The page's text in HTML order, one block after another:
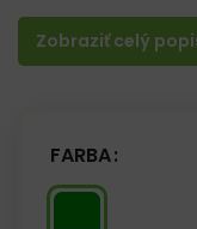
Zobraziť celý
Vlastnosti:
– Zelená polstrovaná
– Dlaňová časť
vďaka čomu
– Vďaka vysoko
– Používané v
– Ideálne pre celú
FARBA